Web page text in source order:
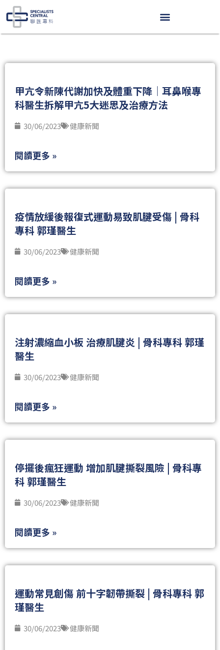
Skip
to
content
甲亢令新陳代謝加快及體重下降｜耳鼻喉專
科醫生拆解甲亢5大迷思及治療方法
30/06/2023 健康新聞
閱讀更多 »
疫情放緩後報復式運動易致肌腱受傷 | 骨科
專科 郭瑾醫生
30/06/2023 健康新聞
閱讀更多 »
注射濃縮血小板 治療肌腱炎 | 骨科專科 郭瑾
醫生
30/06/2023 健康新聞
閱讀更多 »
停擺後瘋狂運動 增加肌腱撕裂風險 | 骨科專
科 郭瑾醫生
30/06/2023 健康新聞
閱讀更多 »
運動常見創傷 前十字韌帶撕裂 | 骨科專科 郭
瑾醫生
30/06/2023 健康新聞
g
g
g
g
g